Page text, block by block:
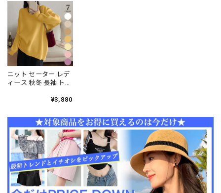
トセーター 大人可愛
い 大人女子 [LW-
CET010]
ニット セーター レデ
ィース 秋冬 長袖 トッ
め 大人 かわいい フェ
ズ 防寒 保温 大人可愛
い 大人女子 [LW-
CDT030]
¥3,880